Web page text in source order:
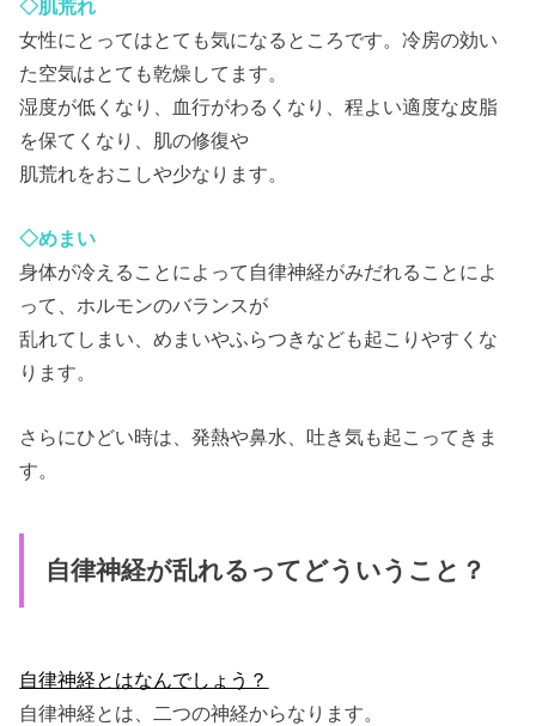
◇肌荒れ
女性にとってはとても気になるところです。冷房の効い
た空気はとても乾燥してます。
湿度が低くなり、血行がわるくなり、程よい適度な皮脂
を保てくなり、肌の修復や
肌荒れをおこしや少なります。
◇めまい
身体が冷えることによって自律神経がみだれることによ
って、ホルモンのバランスが
乱れてしまい、めまいやふらつきなども起こりやすくな
ります。
さらにひどい時は、発熱や鼻水、吐き気も起こってきま
す。
自律神経が乱れるってどういうこと？
自律神経とはなんでしょう？
自律神経とは、二つの神経からなります。